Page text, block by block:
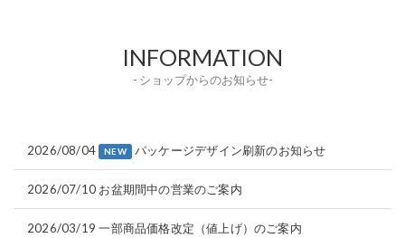
INFORMATION
- ショップからのお知らせ-
2026/08/04 NEW パッケージデザイン刷新のお知らせ
2026/07/10 お盆期間中の営業のご案内
2026/03/19 一部商品価格改定（値上げ）のご案内